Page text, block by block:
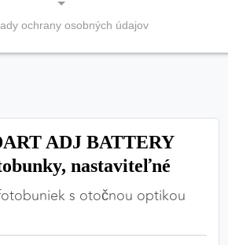
ADJ BATTERY
nastaviteľné
s otočnou optikou
cookies
COOKIES
ochrany osobných údajov